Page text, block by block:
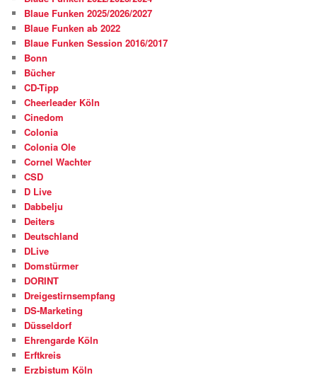
Blaue Funken 2025/2026/2027
Blaue Funken ab 2022
Blaue Funken Session 2016/2017
Bonn
Bücher
CD-Tipp
Cheerleader Köln
Cinedom
Colonia
Colonia Ole
Cornel Wachter
CSD
D Live
Dabbelju
Deiters
Deutschland
DLive
Domstürmer
DORINT
Dreigestirnsempfang
DS-Marketing
Düsseldorf
Ehrengarde Köln
Erftkreis
Erzbistum Köln